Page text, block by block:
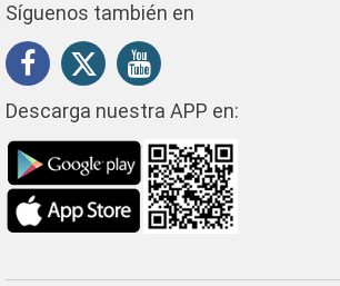
Síguenos también en
Descarga nuestra APP en: